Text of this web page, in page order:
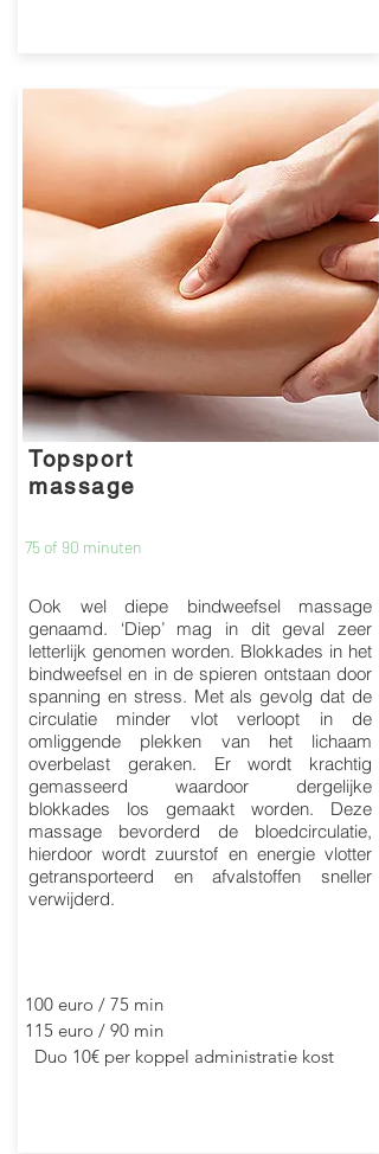
Topsport
massage
75 of 90 minuten
Ook wel diepe bindweefsel massage
genaamd. ‘Diep’ mag in dit geval zeer
letterlijk genomen worden. Blokkades in het
bindweefsel en in de spieren ontstaan door
spanning en stress. Met als gevolg dat de
circulatie minder vlot verloopt in de
omliggende plekken van het lichaam
overbelast geraken. Er wordt krachtig
gemasseerd waardoor dergelijke
blokkades los gemaakt worden. Deze
massage bevorderd de bloedcirculatie,
hierdoor wordt zuurstof en energie vlotter
getransporteerd en afvalstoffen sneller
verwijderd.
100 euro / 75 min
115 euro / 90 min
Duo 10€ per koppel administratie kost